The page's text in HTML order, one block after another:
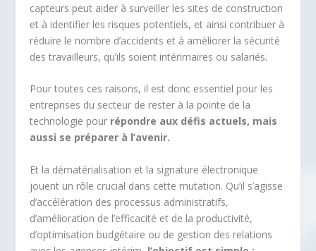
capteurs peut aider à surveiller les sites de construction
et à identifier les risques potentiels, et ainsi contribuer à
réduire le nombre d’accidents et à améliorer la sécurité
des travailleurs, qu’ils soient intérimaires ou salariés.
Pour toutes ces raisons, il est donc essentiel pour les
entreprises du secteur de rester à la pointe de la
technologie pour répondre aux défis actuels, mais
aussi se préparer à l’avenir.
Et la dématérialisation et la signature électronique
jouent un rôle crucial dans cette mutation. Qu’il s’agisse
d’accélération des processus administratifs,
d’amélioration de l’efficacité et de la productivité,
d’optimisation budgétaire ou de gestion des relations